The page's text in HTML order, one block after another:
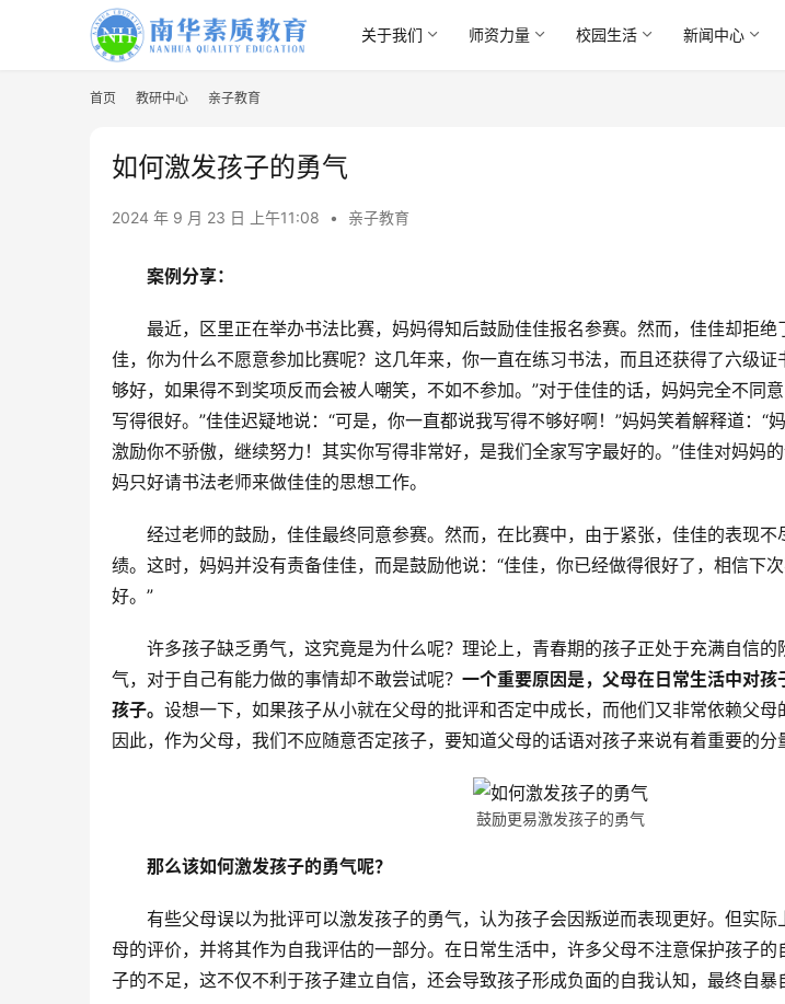
关于我们 师资力量 校园生活 新闻中心
首页 教研中心 亲子教育
如何激发孩子的勇气
2024 年 9 月 23 日 上午11:08 • 亲子教育
案例分享：
最近，区里正在举办书法比赛，妈妈得知后鼓励佳佳报名参赛。然而，佳佳却拒绝
佳，你为什么不愿意参加比赛呢？这几年来，你一直在练习书法，而且还获得了六级证
够好，如果得不到奖项反而会被人嘲笑，不如不参加。”对于佳佳的话，妈妈完全不同
写得很好。”佳佳迟疑地说：“可是，你一直都说我写得不够好啊！”妈妈笑着解释道：“
激励你不骄傲，继续努力！其实你写得非常好，是我们全家写字最好的。”佳佳对妈妈
妈只好请书法老师来做佳佳的思想工作。
经过老师的鼓励，佳佳最终同意参赛。然而，在比赛中，由于紧张，佳佳的表现
绩。这时，妈妈并没有责备佳佳，而是鼓励他说：“佳佳，你已经做得很好了，相信下
好。”
许多孩子缺乏勇气，这究竟是为什么呢？理论上，青春期的孩子正处于充满自信的
气，对于自己有能力做的事情却不敢尝试呢？ 一个重要原因是，父母在日常生活中对
孩子。 设想一下，如果孩子从小就在父母的批评和否定中成长，而他们又非常依赖父母
因此，作为父母，我们不应随意否定孩子，要知道父母的话语对孩子来说有着重要的分
鼓励更易激发孩子的勇气
那么该如何激发孩子的勇气呢？
有些父母误以为批评可以激发孩子的勇气，认为孩子会因叛逆而表现更好。但实
母的评价，并将其作为自我评估的一部分。在日常生活中，许多父母不注意保护孩子
子的不足，这不仅不利于孩子建立自信，还会导致孩子形成负面的自我认知，最终自暴